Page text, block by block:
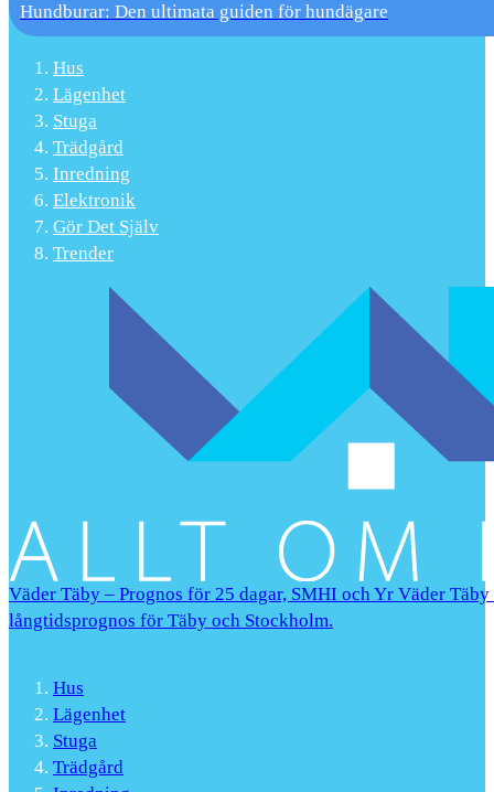
Hundburar: Den ultimata guiden för hundägare
Hus
Lägenhet
Stuga
Trädgård
Inredning
Elektronik
Gör Det Själv
Trender
Väder Täby – Prognos för 25 dagar, SMHI och Yr Väder
långtidsprognos för Täby och Stockholm.
Hus
Lägenhet
Stuga
Trädgård